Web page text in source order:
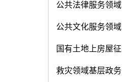
公共法律服务领
公共文化服务领
国有土地上房屋
救灾领域基层政